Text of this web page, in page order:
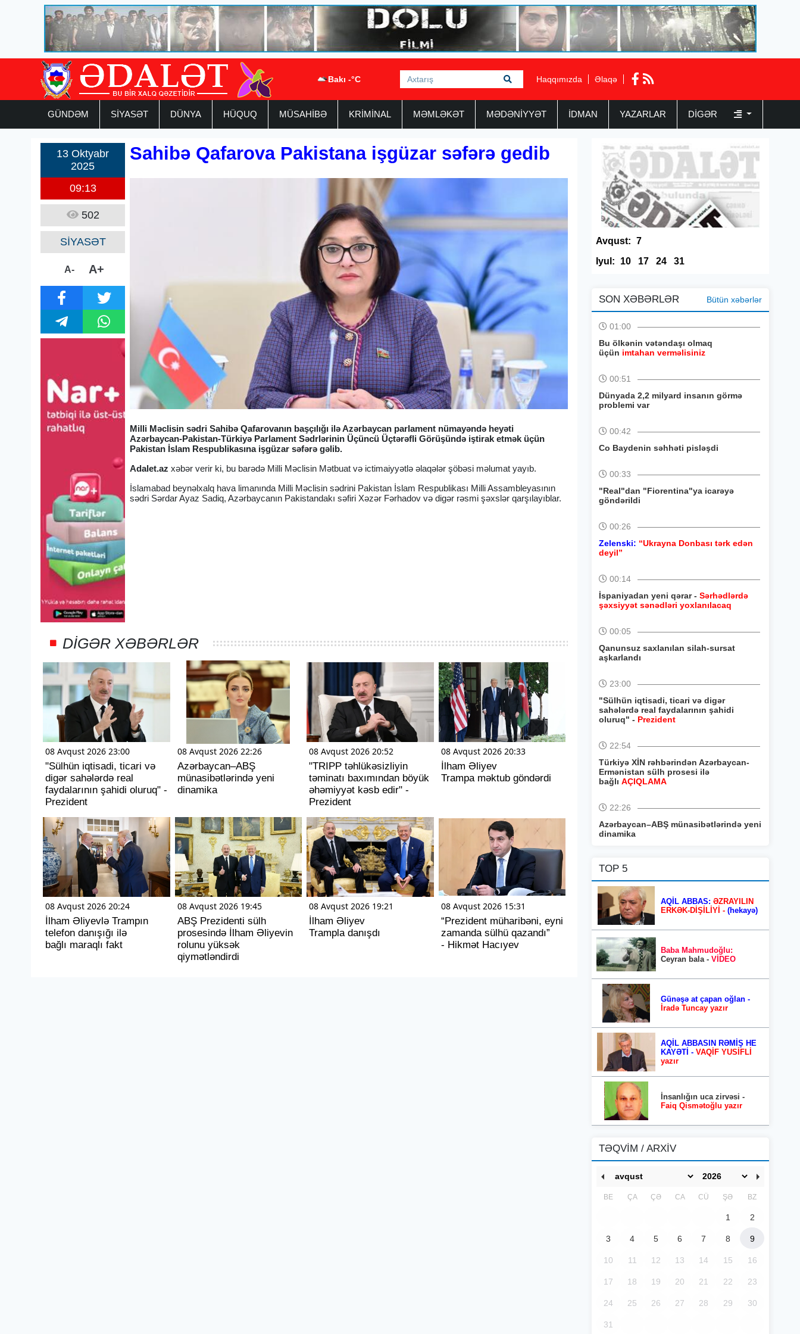
Bakı -°C Haqqımızda Əlaqə
GÜNDƏM SİYASƏT DÜNYA HÜQUQ MÜSAHİBƏ KRİMİNAL MƏMLƏKƏT MƏDƏNİYYƏT İDMAN YAZARLAR DIGƏR
13 Oktyabr
2025
09:13
502
SİYASƏT
A- A+
Sahibə Qafarova Pakistana işgüzar səfərə gedib
Milli Məclisin sədri Sahibə Qafarovanın başçılığı ilə Azərbaycan parlament nümayəndə heyəti
Azərbaycan-Pakistan-Türkiyə Parlament Sədrlərinin Üçüncü Üçtərəfli Görüşündə iştirak etmək üçün
Pakistan İslam Respublikasına işgüzar səfərə gəlib.
Adalet.azxəbər verir ki, bu barədə Milli Məclisin Mətbuat və ictimaiyyətlə əlaqələr şöbəsi məlumat yayıb.
İslamabad beynəlxalq hava limanında Milli Məclisin sədrini Pakistan İslam Respublikası Milli Assambleyasının
sədri Sərdar Ayaz Sadiq, Azərbaycanın Pakistandakı səfiri Xəzər Fərhadov və digər rəsmi şəxslər qarşılayıblar.
DIGƏR XƏBƏRLƏR
08 Avqust 2026 23:00
"Sülhün iqtisadi, ticari və
digər sahələrdə real
faydalarının şahidi oluruq" -
Prezident
08 Avqust 2026 22:26
Azərbaycan–ABŞ
münasibətlərində yeni
dinamika
08 Avqust 2026 20:52
"TRIPP təhlükəsizliyin
təminatı baxımından böyük
əhəmiyyət kəsb edir" -
Prezident
08 Avqust 2026 20:33
İlham Əliyev
Trampa məktub göndərdi
08 Avqust 2026 20:24
İlham Əliyevlə Trampın
telefon danışığı ilə
bağlı maraqlı fakt
08 Avqust 2026 19:45
ABŞ Prezidenti sülh
prosesində İlham Əliyevin
rolunu yüksək
qiymətləndirdi
08 Avqust 2026 19:21
İlham Əliyev
Trampla danışdı
08 Avqust 2026 15:31
“Prezident müharibəni, eyni
zamanda sülhü qazandı”
- Hikmət Hacıyev
Avqust: 7
Iyul:
10 17 24 31
SON XƏBƏRLƏR Bütün xəbərlər
01:00
Bu ölkənin vətəndaşı olmaq
üçün imtahan verməlisiniz
00:51
Dünyada 2,2 milyard insanın görmə
problemi var
00:42
Co Baydenin səhhəti pisləşdi
00:33
"Real"dan "Fiorentina"ya icarəyə
göndərildi
00:26
Zelenski: “Ukrayna Donbası tərk edən
deyil”
00:14
İspaniyadan yeni qərar - Sərhədlərdə
şəxsiyyət sənədləri yoxlanılacaq
00:05
Qanunsuz saxlanılan silah-sursat
aşkarlandı
23:00
"Sülhün iqtisadi, ticari və digər
sahələrdə real faydalarının şahidi
oluruq" - Prezident
22:54
Türkiyə XİN rəhbərindən Azərbaycan-
Ermənistan sülh prosesi ilə
bağlı AÇIQLAMA
22:26
Azərbaycan–ABŞ münasibətlərində yeni
dinamika
TOP 5
AQİL ABBAS: ƏZRAYILIN
ERKƏK-DİŞİLİYİ - (hekayə)
Baba Mahmudoğlu:
Ceyran bala - VİDEO
Günəşə at çapan oğlan -
İradə Tuncay yazır
AQİL ABBASIN RƏMİŞ HE
KAYƏTİ - VAQİF YUSİFLİ
yazır
İnsanlığın uca zirvəsi -
Faiq Qismətoğlu yazır
TƏQVİM / ARXİV
BE ÇA ÇƏ CA CÜ ŞƏ BZ
1 2
3 4 5 6 7 8 9
10 11 12 13 14 15 16
17 18 19 20 21 22 23
24 25 26 27 28 29 30
31